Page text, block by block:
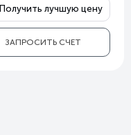
Получить лучшую цену
ЗАПРОСИТЬ СЧЕТ